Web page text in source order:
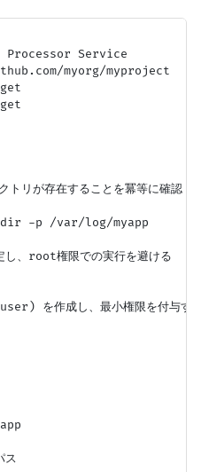
Processor Service
myorg/myproject
リが存在することを冪等に確認
-p /var/log/myapp
し、root権限での実行を避ける
を作成し、最小権限を付与する
ス